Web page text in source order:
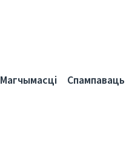
Магчымасці Спампаваць